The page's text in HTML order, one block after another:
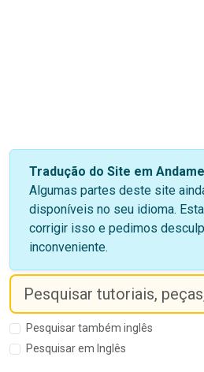
Tradução do Site em
Algumas partes deste site
disponíveis no seu idioma.
corrigir isso e pedimos
inconveniente.
Pesquisar também inglês
Pesquisar em Inglês